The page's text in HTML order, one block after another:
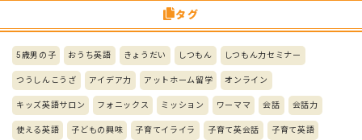
タグ
5歳男の子 おうち英語 きょうだい しつもん しつもん力セミナー
つうしんこうざ アイデア力 アットホーム留学 オンライン
キッズ英語サロン フォニックス ミッション ワーママ 会話 会話力
使える英語 子どもの興味 子育てイライラ 子育て英会話 子育て英語